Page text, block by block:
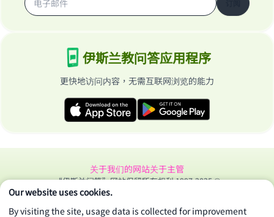
伊斯兰教问答应用程序
更快地访问内容，无需互联网浏览的能力
关于我们的网站关于主管
“伊斯兰问答”网站保留所有权利 1997-2025 ©
Our website uses cookies.
By visiting the site, usage data is collected for improvement